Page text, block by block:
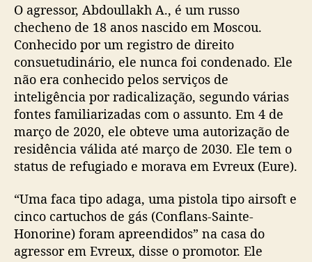
O agressor, Abdoullakh A., é um russo
checheno de 18 anos nascido em Moscou.
Conhecido por um registro de direito
consuetudinário, ele nunca foi condenado. Ele
não era conhecido pelos serviços de
inteligência por radicalização, segundo várias
fontes familiarizadas com o assunto. Em 4 de
março de 2020, ele obteve uma autorização de
residência válida até março de 2030. Ele tem o
status de refugiado e morava em Evreux (Eure).
“Uma faca tipo adaga, uma pistola tipo airsoft e
cinco cartuchos de gás (Conflans-Sainte-
Honorine) foram apreendidos” na casa do
agressor em Evreux, disse o promotor. Ele